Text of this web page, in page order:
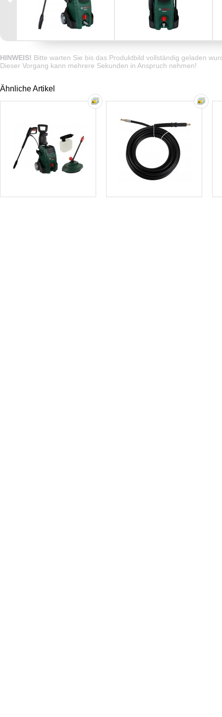
HINWEIS! Bitte warten Sie bis das Produktbild vollständig geladen
Dieser Vorgang kann mehrere Sekunden in Anspruch nehmen!
Ähnliche Artikel